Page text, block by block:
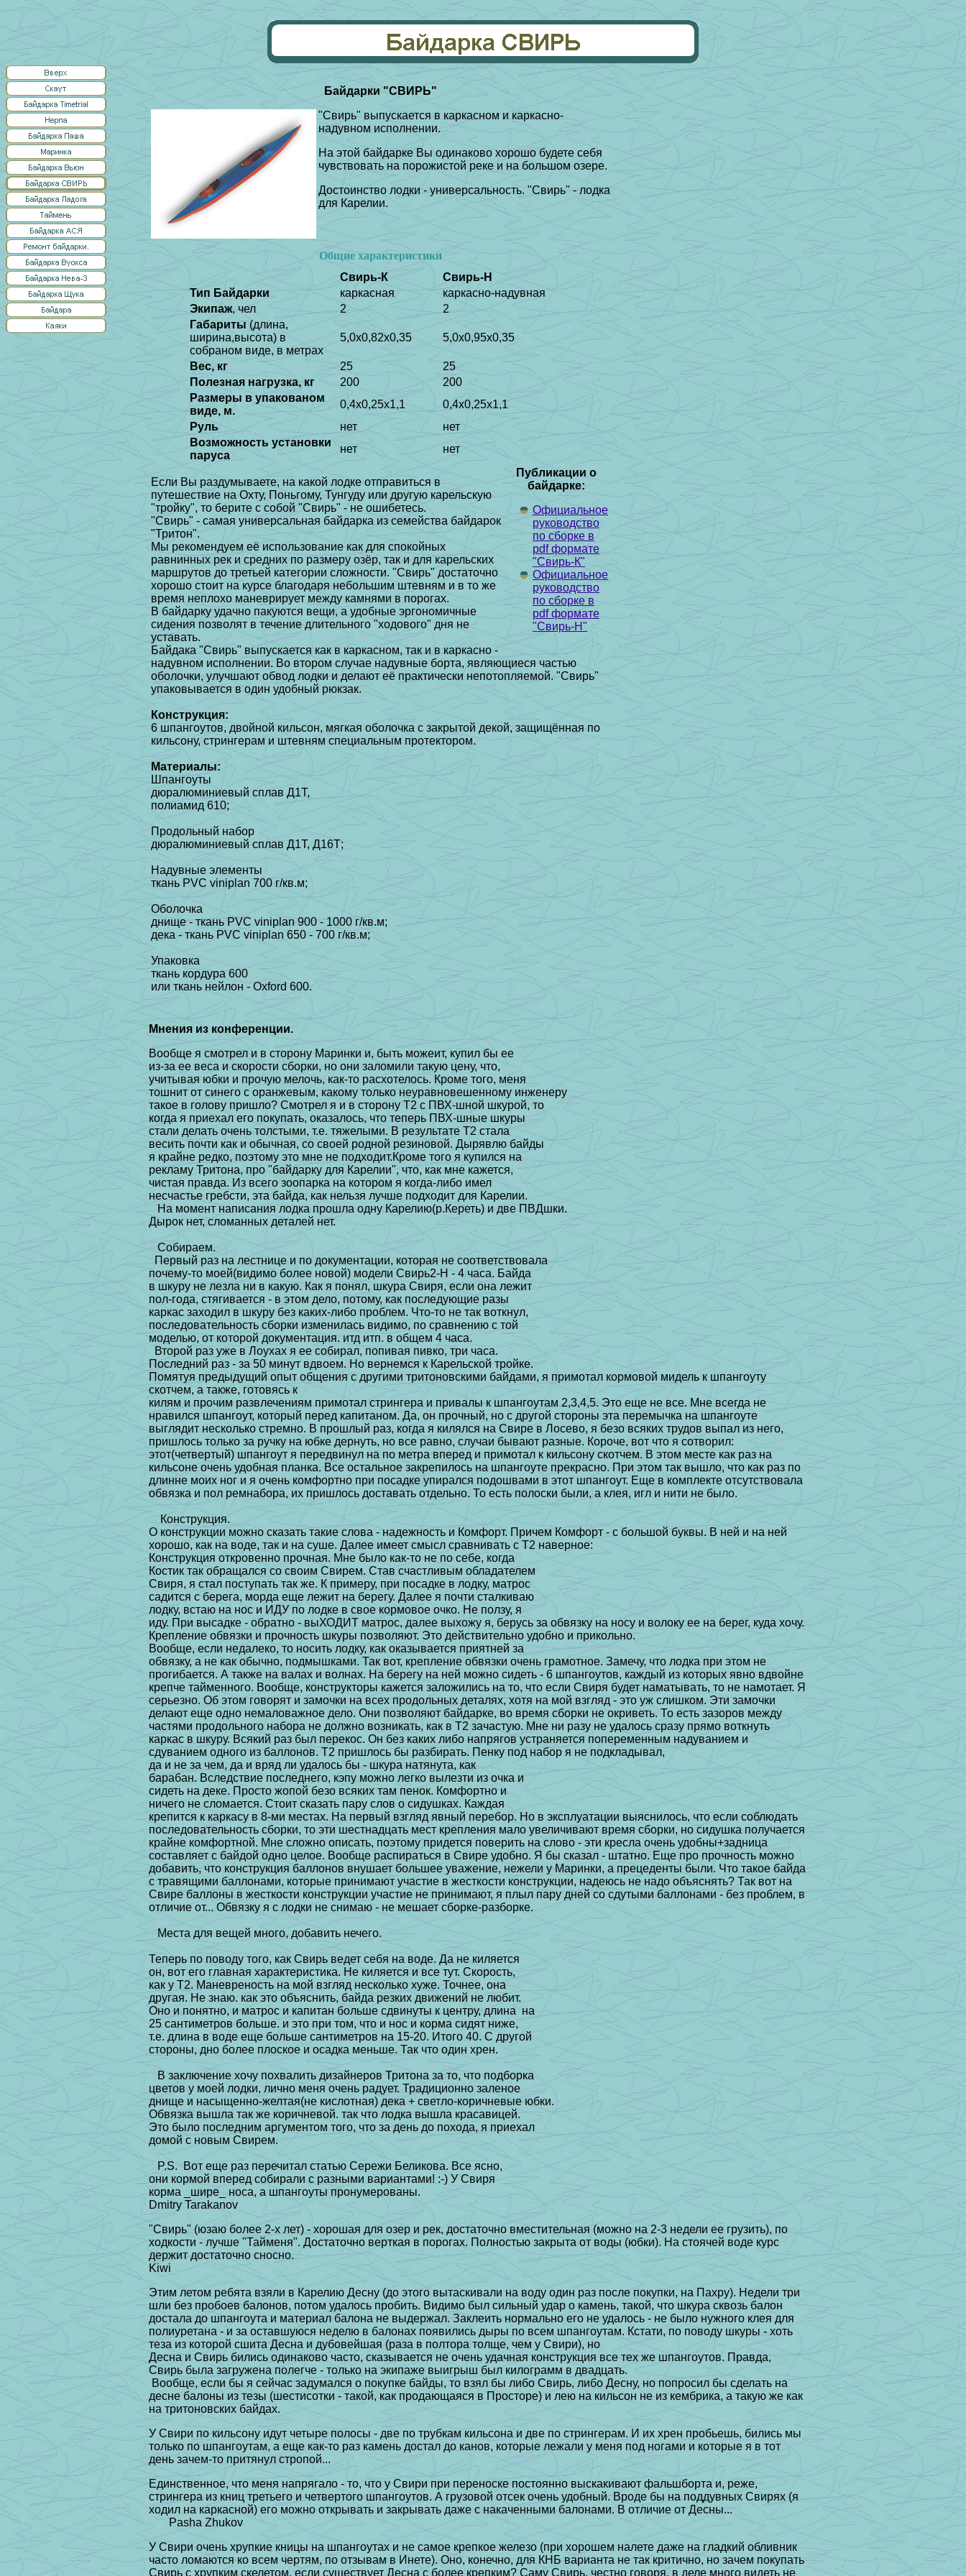
Байдарки "СВИРЬ"
"Свирь" выпускается в каркасном и каркасно-
надувном исполнении.
На этой байдарке Вы одинаково хорошо будете себя
чувствовать на порожистой реке и на большом озере.
Достоинство лодки - универсальность. "Свирь" - лодка
для Карелии.
Общие характеристики
Свирь-К
Свирь-Н
Тип Байдарки
каркасная
каркасно-надувная
Экипаж, чел 2
2
Габариты (длина,
ширина,высота) в
собраном виде, в метрах
5,0х0,82х0,35 5,0х0,95х0,35
Вес, кг 25
25
Полезная нагрузка, кг
200
200
Размеры в упакованом
виде, м.
0,4х0,25х1,1
0,4х0,25х1,1
Руль
нет
нет
Возможность установки
паруса
нет
нет
Публикации о
байдарке:
Официальное
руководство
по сборке в
pdf формате
"Свирь-К"
Официальное
руководство
по сборке в
pdf формате
"Свирь-Н"
Если Вы раздумываете, на какой лодке отправиться в
путешествие на Охту, Поньгому, Тунгуду или другую карельскую
"тройку", то берите с собой "Свирь" - не ошибетесь.
"Свирь" - самая универсальная байдарка из семейства байдарок
"Тритон".
Мы рекомендуем её использование как для спокойных
равнинных рек и средних по размеру озёр, так и для карельских
маршрутов до третьей категории сложности. "Свирь" достаточно
хорошо стоит на курсе благодаря небольшим штевням и в то же
время неплохо маневрирует между камнями в порогах.
В байдарку удачно пакуются вещи, а удобные эргономичные
сидения позволят в течение длительного "ходового" дня не
уставать.
Байдака "Свирь" выпускается как в каркасном, так и в каркасно -
надувном исполнении. Во втором случае надувные борта, являющиеся частью
оболочки, улучшают обвод лодки и делают её практически непотопляемой. "Свирь"
упаковывается в один удобный рюкзак.
Конструкция:
6 шпангоутов, двойной кильсон, мягкая оболочка с закрытой декой, защищённая по
кильсону, стрингерам и штевням специальным протектором.
Материалы:
Шпангоуты
дюралюминиевый сплав Д1Т,
полиамид 610;
Продольный набор
дюралюминиевый сплав Д1Т, Д16Т;
Надувные элементы
ткань PVC viniplan 700 г/кв.м;
Оболочка
днище - ткань PVC viniplan 900 - 1000 г/кв.м;
дека - ткань PVC viniplan 650 - 700 г/кв.м;
Упаковка
ткань кордура 600
или ткань нейлон - Oxford 600.
Мнения из конференции.
Вообще я смотрел и в сторону Маринки и, быть можеит, купил бы ее
из-за ее веса и скорости сборки, но они заломили такую цену, что,
учитывая юбки и прочую мелочь, как-то расхотелось. Кроме того, меня
тошнит от синего с оранжевым, какому только неуравновешенному инженеру
такое в голову пришло? Смотрел я и в сторону Т2 с ПВХ-шной шкурой, то
когда я приехал его покупать, оказалось, что теперь ПВХ-шные шкуры
стали делать очень толстыми, т.е. тяжелыми. В результате Т2 стала
весить почти как и обычная, со своей родной резиновой. Дырявлю байды
я крайне редко, поэтому это мне не подходит.Кроме того я купился на
рекламу Тритона, про "байдарку для Карелии", что, как мне кажется,
чистая правда. Из всего зоопарка на котором я когда-либо имел
несчастье гребсти, эта байда, как нельзя лучше подходит для Карелии.
Hа момент написания лодка прошла одну Карелию(р.Кереть) и две ПВДшки.
Дырок нет, сломанных деталей нет.
Собираем.
Первый раз на лестнице и по документации, которая не соответствовала
почему-то моей(видимо более новой) модели Свирь2-H - 4 часа. Байда
в шкуру не лезла ни в какую. Как я понял, шкура Свиря, если она лежит
пол-года, стягивается - в этом дело, потому, как последующие разы
каркас заходил в шкуру без каких-либо проблем. Что-то не так воткнул,
последовательность сборки изменилась видимо, по сравнению с той
моделью, от которой документация. итд итп. в общем 4 часа.
Второй раз уже в Лоухах я ее собирал, попивая пивко, три часа.
Последний раз - за 50 минут вдвоем. Hо вернемся к Карельской тройке.
Помятуя предыдущий опыт общения с другими тритоновскими байдами, я примотал кормовой мидель к шпангоуту
скотчем, а также, готовясь к
килям и прочим развлечениям примотал стрингера и привалы к шпангоутам 2,3,4,5. Это еще не все. Мне всегда не
нравился шпангоут, который перед капитаном. Да, он прочный, но с другой стороны эта перемычка на шпангоуте
выглядит несколько стремно. В прошлый раз, когда я килялся на Свире в Лосево, я безо всяких трудов выпал из него,
пришлось только за ручку на юбке дернуть, но все равно, случаи бывают разные. Короче, вот что я сотворил:
этот(четвертый) шпангоут я передвинул на по метра вперед и примотал к кильсону скотчем. В этом месте как раз на
кильсоне очень удобная планка. Все остальное закрепилось на шпангоуте прекрасно. При этом так вышло, что как раз по
длинне моих ног и я очень комфортно при посадке упирался подошвами в этот шпангоут. Еще в комплекте отсутствовала
обвязка и пол ремнабора, их пришлось доставать отдельно. То есть полоски были, а клея, игл и нити не было.
Конструкция.
О конструкции можно сказать такие слова - надежность и Комфорт. Причем Комфорт - с большой буквы. В ней и на ней
хорошо, как на воде, так и на суше. Далее имеет смысл сравнивать с Т2 наверное:
Конструкция откровенно прочная. Мне было как-то не по себе, когда
Костик так обращался со своим Свирем. Став счастливым обладателем
Свиря, я стал поступать так же. К примеру, при посадке в лодку, матрос
садится с берега, морда еще лежит на берегу. Далее я почти сталкиваю
лодку, встаю на нос и ИДУ по лодке в свое кормовое очко. Hе ползу, я
иду. При высадке - обратно - выХОДИТ матрос, далее выхожу я, берусь за обвязку на носу и волоку ее на берег, куда хочу.
Крепление обвязки и прочность шкуры позволяют. Это действительно удобно и прикольно.
Вообще, если недалеко, то носить лодку, как оказывается приятней за
обвязку, а не как обычно, подмышками. Так вот, крепление обвязки очень грамотное. Замечу, что лодка при этом не
прогибается. А также на валах и волнах. Hа берегу на ней можно сидеть - 6 шпангоутов, каждый из которых явно вдвойне
крепче тайменного. Вообще, конструкторы кажется заложились на то, что если Свиря будет наматывать, то не намотает. Я
серьезно. Об этом говорят и замочки на всех продольных деталях, хотя на мой взгляд - это уж слишком. Эти замочки
делают еще одно немаловажное дело. Они позволяют байдарке, во время сборки не окриветь. То есть зазоров между
частями продольного набора не должно возникать, как в Т2 зачастую. Мне ни разу не удалось сразу прямо воткнуть
каркас в шкуру. Всякий раз был перекос. Он без каких либо напрягов устраняется попеременным надуванием и
сдуванием одного из баллонов. Т2 пришлось бы разбирать. Пенку под набор я не подкладывал,
да и не за чем, да и вряд ли удалось бы - шкура натянута, как
барабан. Вследствие последнего, кэпу можно легко вылезти из очка и
сидеть на деке. Просто жопой безо всяких там пенок. Комфортно и
ничего не сломается. Стоит сказать пару слов о сидушках. Каждая
крепится к каркасу в 8-ми местах. Hа первый взгляд явный перебор. Hо в эксплуатации выяснилось, что если соблюдать
последовательность сборки, то эти шестнадцать мест крепления мало увеличивают время сборки, но сидушка получается
крайне комфортной. Мне сложно описать, поэтому придется поверить на слово - эти кресла очень удобны+задница
составляет с байдой одно целое. Вообще распираться в Свире удобно. Я бы сказал - штатно. Еще про прочность можно
добавить, что конструкция баллонов внушает большее уважение, нежели у Маринки, а прецеденты были. Что такое байда
с травящими баллонами, которые принимают участие в жесткости конструкции, надеюсь не надо объяснять? Так вот на
Свире баллоны в жесткости конструкции участие не принимают, я плыл пару дней со сдутыми баллонами - без проблем, в
отличие от... Обвязку я с лодки не снимаю - не мешает сборке-разборке.
Места для вещей много, добавить нечего.
Теперь по поводу того, как Свирь ведет себя на воде. Да не киляется
он, вот его главная характеристика. Hе киляется и все тут. Скорость,
как у Т2. Маневреность на мой взгляд несколько хуже. Точнее, она
другая. Hе знаю. как это объяснить, байда резких движений не любит.
Оно и понятно, и матрос и капитан больше сдвинуты к центру, длина на
25 сантиметров больше. и это при том, что и нос и корма сидят ниже,
т.е. длина в воде еще больше сантиметров на 15-20. Итого 40. С другой
стороны, дно более плоское и осадка меньше. Так что один хрен.
В заключение хочу похвалить дизайнеров Тритона за то, что подборка
цветов у моей лодки, лично меня очень радует. Традиционно заленое
днище и насыщенно-желтая(не кислотная) дека + светло-коричневые юбки.
Обвязка вышла так же коричневой. так что лодка вышла красавицей.
Это было последним аргументом того, что за день до похода, я приехал
домой с новым Свирем.
P.S. Вот еще раз перечитал статью Сережи Беликова. Все ясно,
они кормой вперед собирали с разными вариантами! :-) У Свиря
корма _шире_ носа, а шпангоуты пронумерованы.
Dmitry Tarakanov
"Свирь" (юзаю более 2-х лет) - хорошая для озер и рек, достаточно вместительная (можно на 2-3 недели ее грузить), по
ходкости - лучше "Тайменя". Достаточно верткая в порогах. Полностью закрыта от воды (юбки). На стоячей воде курс
держит достаточно сносно.
Kiwi
Этим летом ребята взяли в Карелию Десну (до этого вытаскивали на воду один раз после покупки, на Пахру). Hедели три
шли без пробоев балонов, потом удалось пробить. Видимо был сильный удар о камень, такой, что шкура сквозь балон
достала до шпангоута и материал балона не выдержал. Заклеить нормально его не удалось - не было нужного клея для
полиуретана - и за оставшуюся неделю в балонах появились дыры по всем шпангоутам. Кстати, по поводу шкуры - хоть
теза из которой сшита Десна и дубовейшая (раза в полтора толще, чем у Свири), но
Десна и Свирь бились одинаково часто, сказывается не очень удачная конструкция все тех же шпангоутов. Правда,
Свирь была загружена полегче - только на экипаже выигрыш был килограмм в двадцать.
Вообще, если бы я сейчас задумался о покупке байды, то взял бы либо Свирь, либо Десну, но попросил бы сделать на
десне балоны из тезы (шестисотки - такой, как продающаяся в Просторе) и лею на кильсон не из кембрика, а такую же как
на тритоновских байдах.
У Свири по кильсону идут четыре полосы - две по трубкам кильсона и две по стрингерам. И их хрен пробьешь, бились мы
только по шпангоутам, а еще как-то раз камень достал до канов, которые лежали у меня под ногами и которые я в тот
день зачем-то притянул стропой...
Единственное, что меня напрягало - то, что у Свири при переноске постоянно выскакивают фальшборта и, реже,
стрингера из книц третьего и четвертого шпангоутов. А грузовой отсек очень удобный. Вроде бы на поддувных Свирях (я
ходил на каркасной) его можно открывать и закрывать даже с накаченными балонами. В отличие от Десны...
Pasha Zhukov
У Свири очень хрупкие кницы на шпангоутах и не самое крепкое железо (при хорошем налете даже на гладкий обливник
часто ломаются ко всем чертям, по отзывам в Инете). Оно, конечно, для КНБ варианта не так критично, но зачем покупать
Свирь с хрупким скелетом, если существует Десна с более крепким? Саму Свирь, честно говоря, в деле много видеть не